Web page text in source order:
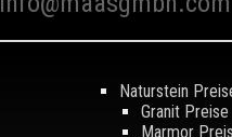
Naturstein
Granit Preise
Marmor